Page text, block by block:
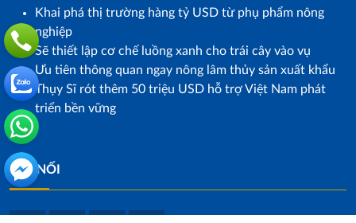
Khai phá thị trường hàng tỷ USD từ phụ phẩm nông
nghiệp
Sẽ thiết lập cơ chế luồng xanh cho trái cây vào vụ
Ưu tiên thông quan ngay nông lâm thủy sản xuất khẩu
Thụy Sĩ rót thêm 50 triệu USD hỗ trợ Việt Nam phát
triển bền vững
KẾT NỐI